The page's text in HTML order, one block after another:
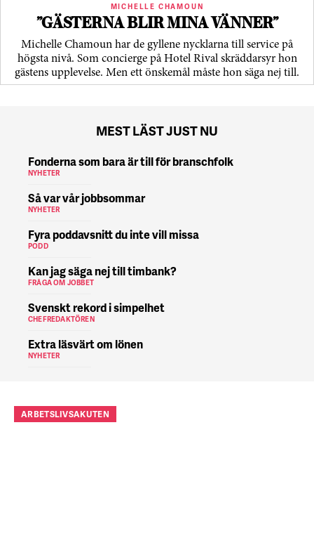
MICHELLE CHAMOUN
”GÄSTERNA BLIR MINA VÄNNER”
Michelle Chamoun har de gyllene nycklarna till service på
högsta nivå. Som concierge på Hotel Rival skräddarsyr hon
gästens upp­levelse. Men ett önskemål måste hon säga nej till.
MEST LÄST JUST NU
Fonderna som bara är till för branschfolk
NYHETER
Så var vår jobbsommar
NYHETER
Fyra poddavsnitt du inte vill missa
PODD
Kan jag säga nej till timbank?
FRÅGA OM JOBBET
Svenskt rekord i simpelhet
CHEFREDAKTÖREN
Extra läsvärt om lönen
NYHETER
ARBETSLIVSAKUTEN